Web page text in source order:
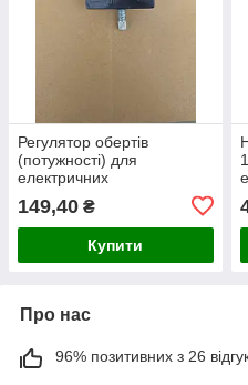
Регулятор обертів
(потужності) для
електричних
контролер швидкості
насоса
149,40 ₴
Купити
Про нас
96% позитивних з 26